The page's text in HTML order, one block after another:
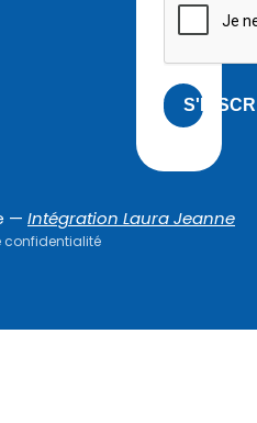
— Intégration Laura Jeanne
confidentialité